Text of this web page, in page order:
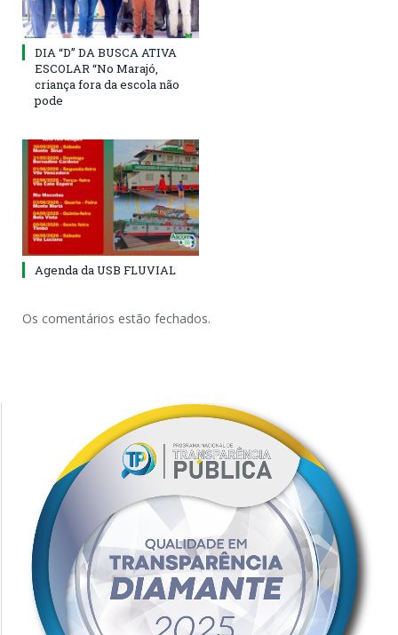
DIA “D” DA BUSCA ATIVA
ESCOLAR “No Marajó,
criança fora da escola não
pode
Agenda da USB FLUVIAL
Os comentários estão fechados.